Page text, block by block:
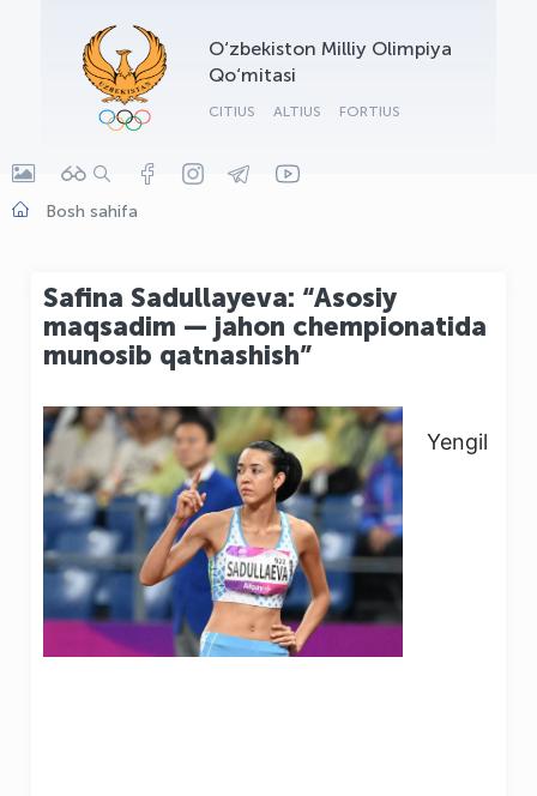
O‘zbekiston Milliy Olimpiya
Qo‘mitasi
CITIUS ALTIUS FORTIUS
Bosh sahifa
Safina Sadullayeva: “Asosiy
maqsadim — jahon chempionatida
munosib qatnashish”
Yengil
OLYMPCHIK AI - yordamchi
Onlayn · olympic.uz